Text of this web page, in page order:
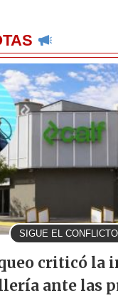
SIGUE EL CONFLICTO
criticó la
ante las